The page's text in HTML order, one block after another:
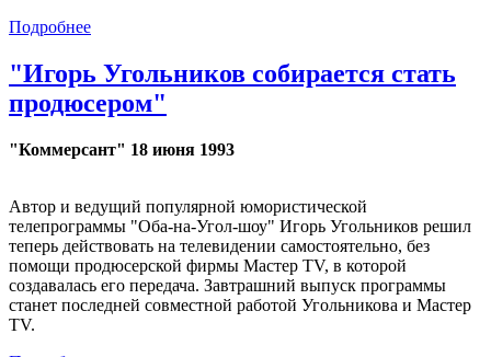
Подробнее
"Игорь Угольников собирается стать
продюсером"
"Коммерсант" 18 июня 1993
Автор и ведущий популярной юмористической
телепрограммы "Оба-на-Угол-шоу" Игорь Угольников решил
теперь действовать на телевидении самостоятельно, без
помощи продюсерской фирмы Мастер TV, в которой
создавалась его передача. Завтрашний выпуск программы
станет последней совместной работой Угольникова и Мастер
TV.